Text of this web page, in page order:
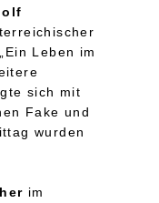
Leben im
sich mit
Fake und
wurden
im